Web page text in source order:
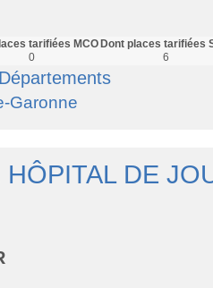
tarifiées MCO
0
Dont places tarifiées
6
Départements
Garonne
DE